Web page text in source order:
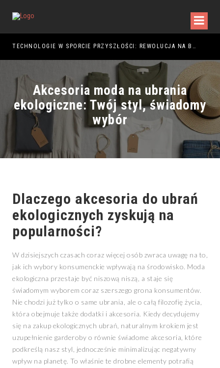
TECHNOLOGIE W SPORCIE PRZYSZŁOŚCI: REWOLUCJA NA BOISKU
Akcesoria moda na ubrania
ekologiczne: Twój styl, świadomy
wybór
Dlaczego akcesoria do ubrań
ekologicznych zyskują na
popularności?
W dzisiejszych czasach coraz więcej osób zwraca uwagę na to,
jak ich wybory konsumenckie wpływają na środowisko. Moda
ekologiczna przestaje być niszową niszą, a staje się
świadomym wyborem coraz szerszego grona konsumentów.
Nie chodzi już tylko o same ubrania, ale o całą filozofię życia,
która obejmuje także dodatki i akcesoria. Kiedy decydujemy
się na zakup ekologicznych ubrań, naturalnym krokiem jest
uzupełnienie garderoby o równie świadome akcesoria, które
podkreślą nasz styl, jednocześnie minimalizując negatywny
wpływ na planetę. To właśnie te drobne elementy potrafią